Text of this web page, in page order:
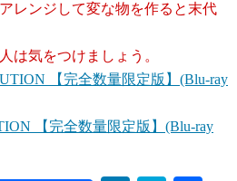
レンジして変な物を作ると末代
は気をつけましょう。
【完全数量限定版】(Blu-ray